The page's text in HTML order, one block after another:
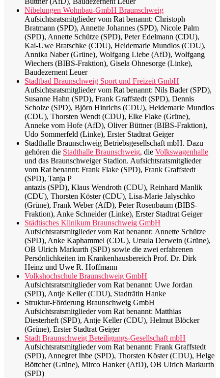
Nibelungen Wohnbau-GmbH Braunschweig
Aufsichtsratsmitglieder vom Rat benannt: Christoph
Bratmann (SPD), Annette Johannes (SPD), Nicole Palm
(SPD), Annette Schütze (SPD), Peter Edelmann (CDU),
Kai-Uwe Bratschke (CDU), Heidemarie Mundlos (CDU),
Annika Naber (Grüne), Wolfgang Liebe (AfD), Wolfgang
Wiechers (BIBS-Fraktion), Gisela Ohnesorge (Linke),
Baudezernent Leuer
Stadtbad Braunschweig Sport und Freizeit GmbH
Aufsichtsratsmitglieder vom Rat benannt: Nils Bader (SPD),
Susanne Hahn (SPD), Frank Graffstedt (SPD), Dennis
Scholze (SPD), Björn Hinrichs (CDU), Heidemarie Mundlos
(CDU), Thorsten Wendt (CDU), Elke Flake (Grüne),
Anneke vom Hofe (AfD), Oliver Büttner (BIBS-Fraktion),
Udo Sommerfeld (Linke), Erster Stadtrat Geiger
Stadthalle Braunschweig Betriebsgesellschaft mbH. Dazu
gehören die Stadthalle Braunschweig, dieVolkswagenhalle
und das Braunschweiger Stadion. Aufsichtsratsmitglieder
vom Rat benannt: Frank Flake (SPD), Frank Graffstedt
(SPD), Tanja P
antazis (SPD), Klaus Wendroth (CDU), Reinhard Manlik
(CDU), Thorsten Köster (CDU), Lisa-Marie Jalyschko
(Grüne), Frank Weber (AfD), Peter Rosenbaum (BIBS-
Fraktion), Anke Schneider (Linke), Erster Stadtrat Geiger
Städtisches Klinikum Braunschweig GmbH
Aufsichtsratsmitglieder vom Rat benannt: Annette Schütze
(SPD), Anke Kaphammel (CDU), Ursula Derwein (Grüne),
OB Ulrich Markurth (SPD) sowie die zwei erfahrenen
Persönlichkeiten im Krankenhausbereich Prof. Dr. Dirk
Heinz und Uwe R. Hoffmann
Volkshochschule Braunschweig GmbH
Aufsichtsratsmitglieder vom Rat benannt: Uwe Jordan
(SPD), Antje Keller (CDU), Stadträtin Hanke
Struktur-Förderung Braunschweig GmbH
Aufsichtsratsmitglieder vom Rat benannt: Matthias
Diesterheft (SPD), Antje Keller (CDU), Helmut Blöcker
(Grüne), Erster Stadtrat Geiger
Stadt Braunschweig Beteiligungs-Gesellschaft mbH
Aufsichtsratsmitglieder vom Rat benannt: Frank Graffstedt
(SPD), Annegret Ihbe (SPD), Thorsten Köster (CDU), Helge
Böttcher (Grüne), Mirco Hanker (AfD), OB Ulrich Markurth
(SPD)